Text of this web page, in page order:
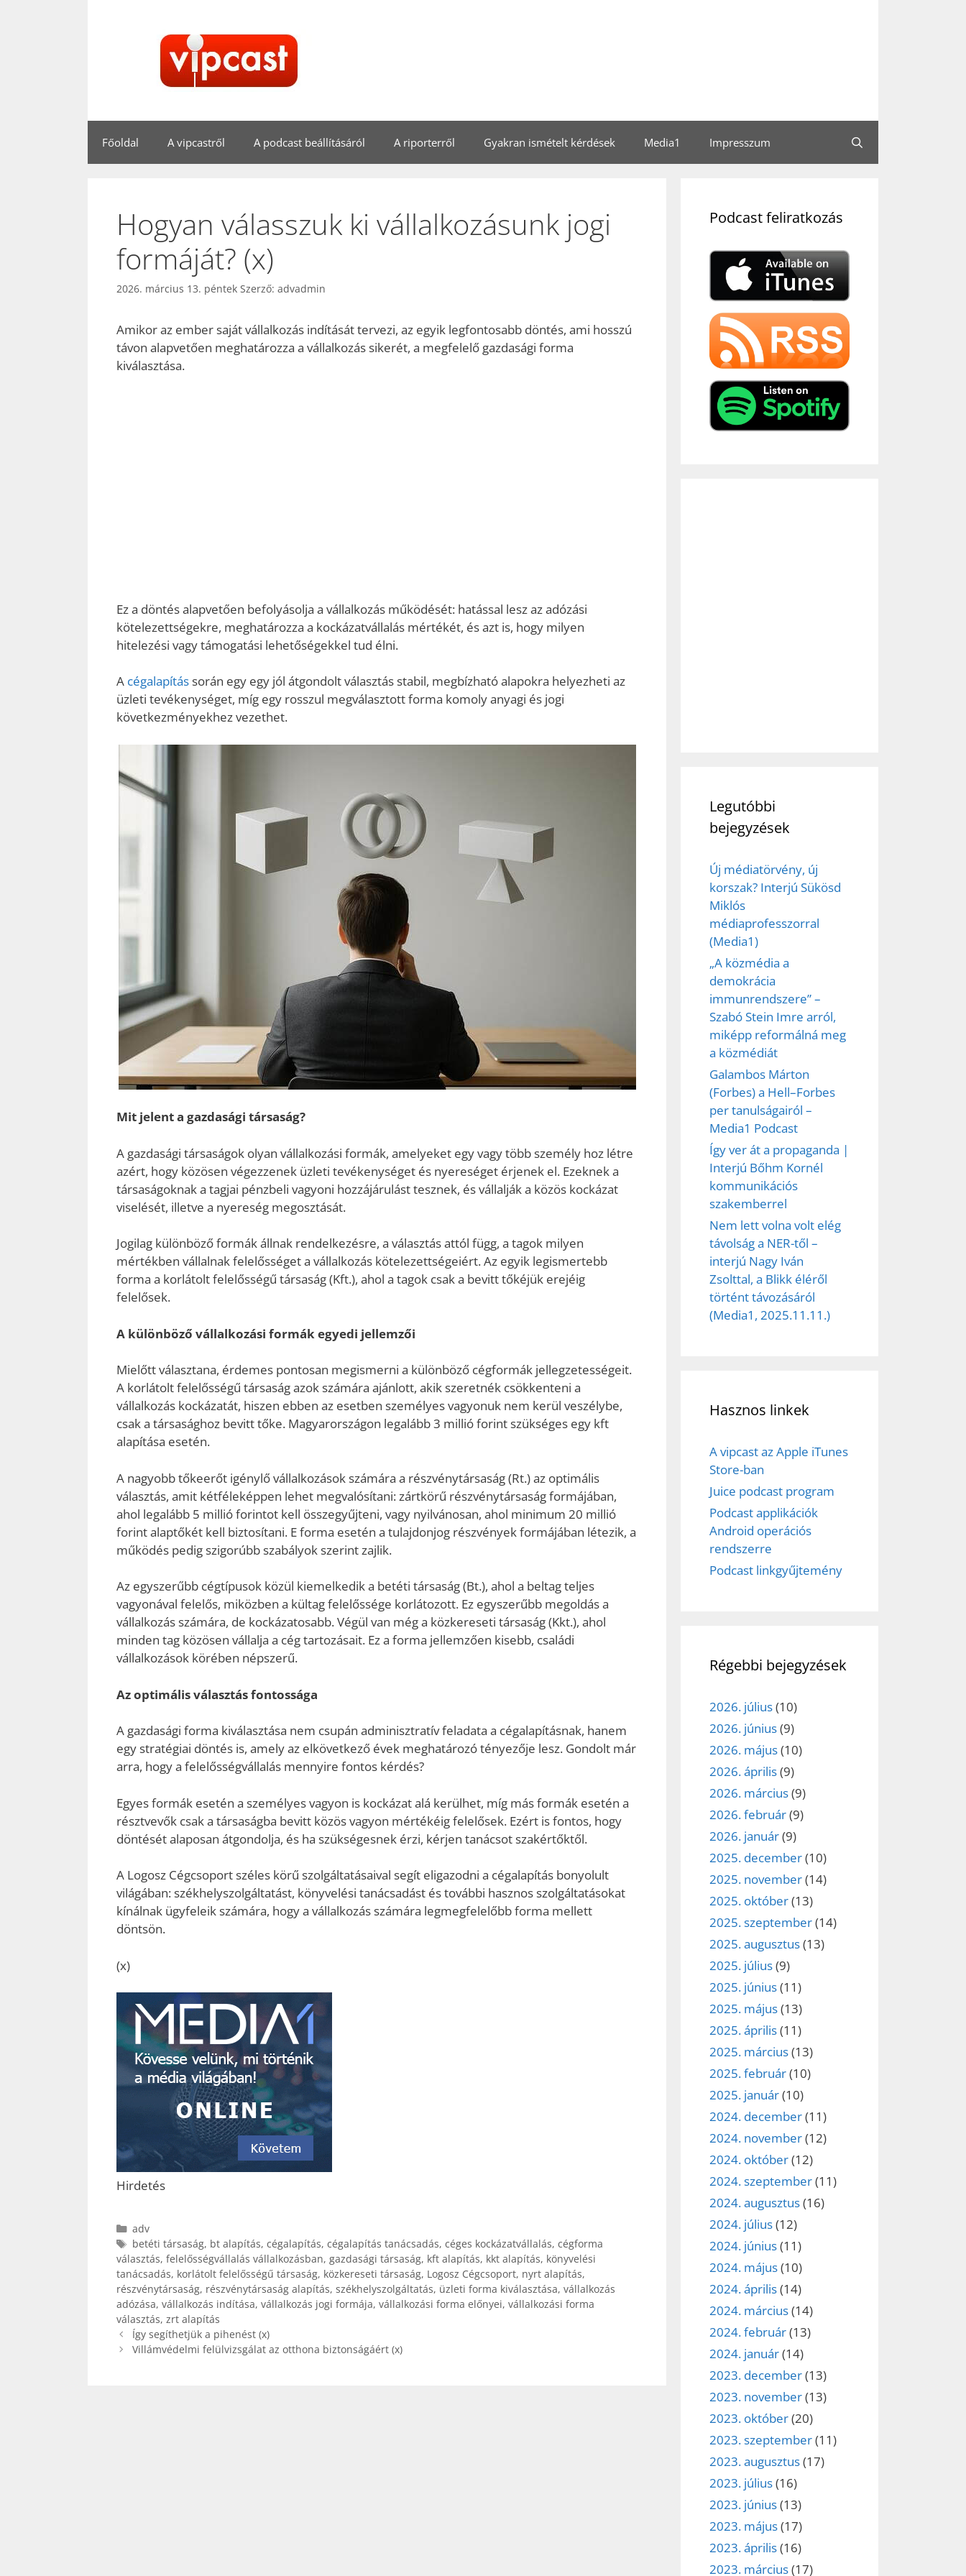
Főoldal A vipcastről A podcast beállításáról A riporterről Gyakran ismételt kérdések Media1 Impresszum
Hogyan válasszuk ki vállalkozásunk jogi
formáját? (x)
2026. március 13. péntek Szerző: advadmin
Amikor az ember saját vállalkozás indítását tervezi, az egyik legfontosabb döntés, ami hosszú
távon alapvetően meghatározza a vállalkozás sikerét, a megfelelő gazdasági forma
kiválasztása.
Ez a döntés alapvetően befolyásolja a vállalkozás működését: hatással lesz az adózási
kötelezettségekre, meghatározza a kockázatvállalás mértékét, és azt is, hogy milyen
hitelezési vagy támogatási lehetőségekkel tud élni.
A cégalapítás során egy egy jól átgondolt választás stabil, megbízható alapokra helyezheti az
üzleti tevékenységet, míg egy rosszul megválasztott forma komoly anyagi és jogi
következményekhez vezethet.
Mit jelent a gazdasági társaság?
A gazdasági társaságok olyan vállalkozási formák, amelyeket egy vagy több személy hoz létre
azért, hogy közösen végezzenek üzleti tevékenységet és nyereséget érjenek el. Ezeknek a
társaságoknak a tagjai pénzbeli vagyoni hozzájárulást tesznek, és vállalják a közös kockázat
viselését, illetve a nyereség megosztását.
Jogilag különböző formák állnak rendelkezésre, a választás attól függ, a tagok milyen
mértékben vállalnak felelősséget a vállalkozás kötelezettségeiért. Az egyik legismertebb
forma a korlátolt felelősségű társaság (Kft.), ahol a tagok csak a bevitt tőkéjük erejéig
felelősek.
A különböző vállalkozási formák egyedi jellemzői
Mielőtt választana, érdemes pontosan megismerni a különböző cégformák jellegzetességeit.
A korlátolt felelősségű társaság azok számára ajánlott, akik szeretnék csökkenteni a
vállalkozás kockázatát, hiszen ebben az esetben személyes vagyonuk nem kerül veszélybe,
csak a társasághoz bevitt tőke. Magyarországon legalább 3 millió forint szükséges egy kft
alapítása esetén.
A nagyobb tőkeerőt igénylő vállalkozások számára a részvénytársaság (Rt.) az optimális
választás, amit kétféleképpen lehet megvalósítani: zártkörű részvénytársaság formájában,
ahol legalább 5 millió forintot kell összegyűjteni, vagy nyilvánosan, ahol minimum 20 millió
forint alaptőkét kell biztosítani. E forma esetén a tulajdonjog részvények formájában létezik, a
működés pedig szigorúbb szabályok szerint zajlik.
Az egyszerűbb cégtípusok közül kiemelkedik a betéti társaság (Bt.), ahol a beltag teljes
vagyonával felelős, miközben a kültag felelőssége korlátozott. Ez egyszerűbb megoldás a
vállalkozás számára, de kockázatosabb. Végül van még a közkereseti társaság (Kkt.), ahol
minden tag közösen vállalja a cég tartozásait. Ez a forma jellemzően kisebb, családi
vállalkozások körében népszerű.
Az optimális választás fontossága
A gazdasági forma kiválasztása nem csupán adminisztratív feladata a cégalapításnak, hanem
egy stratégiai döntés is, amely az elkövetkező évek meghatározó tényezője lesz. Gondolt már
arra, hogy a felelősségvállalás mennyire fontos kérdés?
Egyes formák esetén a személyes vagyon is kockázat alá kerülhet, míg más formák esetén a
résztvevők csak a társaságba bevitt közös vagyon mértékéig felelősek. Ezért is fontos, hogy
döntését alaposan átgondolja, és ha szükségesnek érzi, kérjen tanácsot szakértőktől.
A Logosz Cégcsoport széles körű szolgáltatásaival segít eligazodni a cégalapítás bonyolult
világában: székhelyszolgáltatást, könyvelési tanácsadást és további hasznos szolgáltatásokat
kínálnak ügyfeleik számára, hogy a vállalkozás számára legmegfelelőbb forma mellett
döntsön.
(x)
Hirdetés
Kategória
adv
Címkék
betéti társaság, bt alapítás, cégalapítás, cégalapítás tanácsadás, céges kockázatvállalás, cégforma
választás, felelősségvállalás vállalkozásban, gazdasági társaság, kft alapítás, kkt alapítás, könyvelési
tanácsadás, korlátolt felelősségű társaság, közkereseti társaság, Logosz Cégcsoport, nyrt alapítás,
részvénytársaság, részvénytársaság alapítás, székhelyszolgáltatás, üzleti forma kiválasztása, vállalkozás
adózása, vállalkozás indítása, vállalkozás jogi formája, vállalkozási forma előnyei, vállalkozási forma
választás, zrt alapítás
Így segíthetjük a pihenést (x)
Villámvédelmi felülvizsgálat az otthona biztonságáért (x)
Podcast feliratkozás
Legutóbbi
bejegyzések
Új médiatörvény, új
korszak? Interjú Sükösd
Miklós
médiaprofesszorral
(Media1)
„A közmédia a
demokrácia
immunrendszere” –
Szabó Stein Imre arról,
miképp reformálná meg
a közmédiát
Galambos Márton
(Forbes) a Hell–Forbes
per tanulságairól –
Media1 Podcast
Így ver át a propaganda |
Interjú Bőhm Kornél
kommunikációs
szakemberrel
Nem lett volna volt elég
távolság a NER-től –
interjú Nagy Iván
Zsolttal, a Blikk éléről
történt távozásáról
(Media1, 2025.11.11.)
Hasznos linkek
A vipcast az Apple iTunes
Store-ban
Juice podcast program
Podcast applikációk
Android operációs
rendszerre
Podcast linkgyűjtemény
Régebbi bejegyzések
2026. július(10)
2026. június(9)
2026. május(10)
2026. április(9)
2026. március(9)
2026. február(9)
2026. január(9)
2025. december(10)
2025. november(14)
2025. október(13)
2025. szeptember(14)
2025. augusztus(13)
2025. július(9)
2025. június(11)
2025. május(13)
2025. április(11)
2025. március(13)
2025. február(10)
2025. január(10)
2024. december(11)
2024. november(12)
2024. október(12)
2024. szeptember(11)
2024. augusztus(16)
2024. július(12)
2024. június(11)
2024. május(10)
2024. április(14)
2024. március(14)
2024. február(13)
2024. január(14)
2023. december(13)
2023. november(13)
2023. október(20)
2023. szeptember(11)
2023. augusztus(17)
2023. július(16)
2023. június(13)
2023. május(17)
2023. április(16)
2023. március(17)